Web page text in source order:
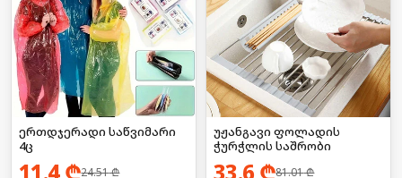
ერთდჯერადი საწვიმარი
4ც
24.51₾
უჟანგავი ფოლადის
ჭურჭლის საშრობი
81.01₾